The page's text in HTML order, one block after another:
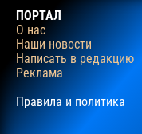
ПОРТАЛ
О нас
Наши новости
Написать в редакцию
Реклама
Правила и политика